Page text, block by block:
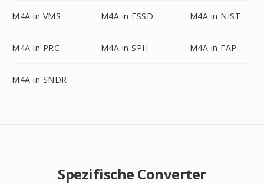
M4A in VMS M4A in FSSD M4A in NIST
M4A in PRC M4A in SPH M4A in FAP
M4A in SNDR
Spezifische Converter